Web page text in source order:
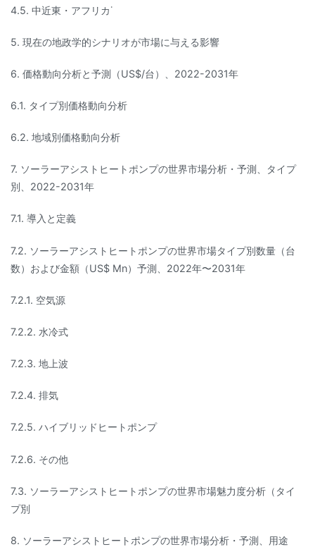
4.5. 中近東・アフリカ˙
5. 現在の地政学的シナリオが市場に与える影響
6. 価格動向分析と予測（US$/台）、2022-2031年
6.1. タイプ別価格動向分析
6.2. 地域別価格動向分析
7. ソーラーアシストヒートポンプの世界市場分析・予測、タイプ
別、2022-2031年
7.1. 導入と定義
7.2. ソーラーアシストヒートポンプの世界市場タイプ別数量（台
数）および金額（US$ Mn）予測、2022年〜2031年
7.2.1. 空気源
7.2.2. 水冷式
7.2.3. 地上波
7.2.4. 排気
7.2.5. ハイブリッドヒートポンプ
7.2.6. その他
7.3. ソーラーアシストヒートポンプの世界市場魅力度分析（タイ
プ別
8. ソーラーアシストヒートポンプの世界市場分析・予測、用途